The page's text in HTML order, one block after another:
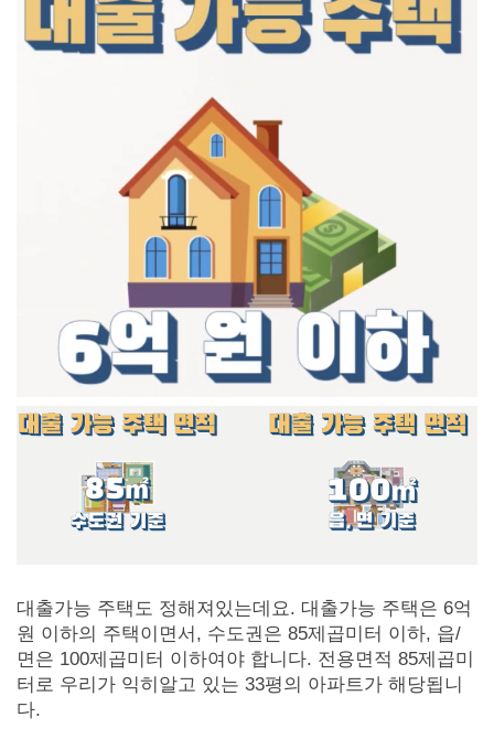
대출가능 주택도 정해져있는데요. 대출가능 주택은 6억
원 이하의 주택이면서, 수도권은 85제곱미터 이하, 읍/
면은 100제곱미터 이하여야 합니다. 전용면적 85제곱미
터로 우리가 익히알고 있는 33평의 아파트가 해당됩니
다.